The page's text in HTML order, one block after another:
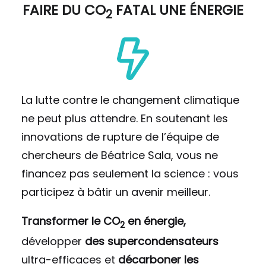
FAIRE DU CO2 FATAL UNE ÉNERGIE
La lutte contre le changement climatique
ne peut plus attendre. En soutenant les
innovations de rupture de l’équipe de
chercheurs de Béatrice Sala, vous ne
financez pas seulement la science : vous
participez à bâtir un avenir meilleur.
Transformer le CO2 en énergie,
développer des supercondensateurs
ultra-efficaces et décarboner les